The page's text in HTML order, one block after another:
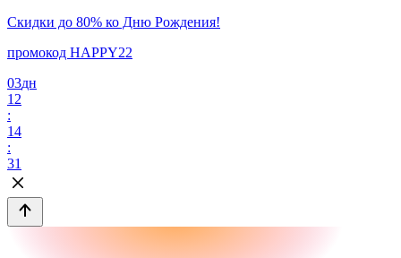
Скидки до 80% ко Дню Рождения!
промокод HAPPY22
03дн
12
:
14
:
31